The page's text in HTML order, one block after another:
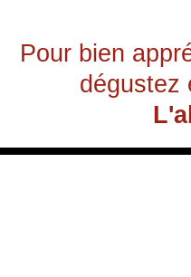
Pour bien
dégustez